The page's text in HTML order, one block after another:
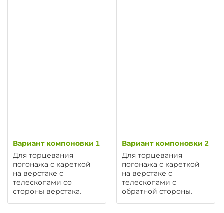
Вариант компоновки 1
Для торцевания
погонажа с кареткой
на верстаке с
телескопами со
стороны верстака.
Вариант компоновки 2
Для торцевания
погонажа с кареткой
на верстаке с
телескопами с
обратной стороны.